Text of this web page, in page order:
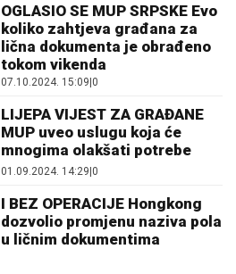
OGLASIO SE MUP SRPSKE Evo
koliko zahtjeva građana za
lična dokumenta je obrađeno
tokom vikenda
07.10.2024. 15:09|0
LIJEPA VIJEST ZA GRAĐANE
MUP uveo uslugu koja će
mnogima olakšati potrebe
01.09.2024. 14:29 0
I BEZ OPERACIJE Hongkong
dozvolio promjenu naziva pola
u ličnim dokumentima